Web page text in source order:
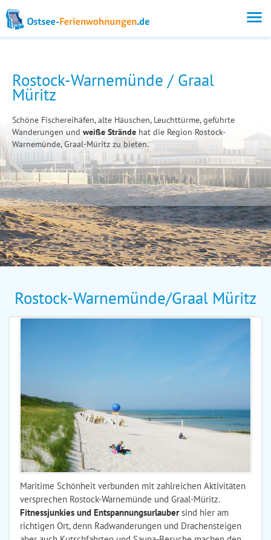
Rostock-Warnemünde / Graal
Müritz
Schöne Fischereihäfen, alte Häuschen, Leuchttürme, geführte
Wanderungen und weiße Strände hat die Region Rostock-
Warnemünde, Graal-Müritz zu bieten.
Rostock-Warnemünde/Graal Müritz
Maritime Schönheit verbunden mit zahlreichen Aktivitäten
versprechen Rostock-Warnemünde und Graal-Müritz.
Fitnessjunkies und Entspannungsurlaubersind hier am
richtigen Ort, denn Radwanderungen und Drachensteigen